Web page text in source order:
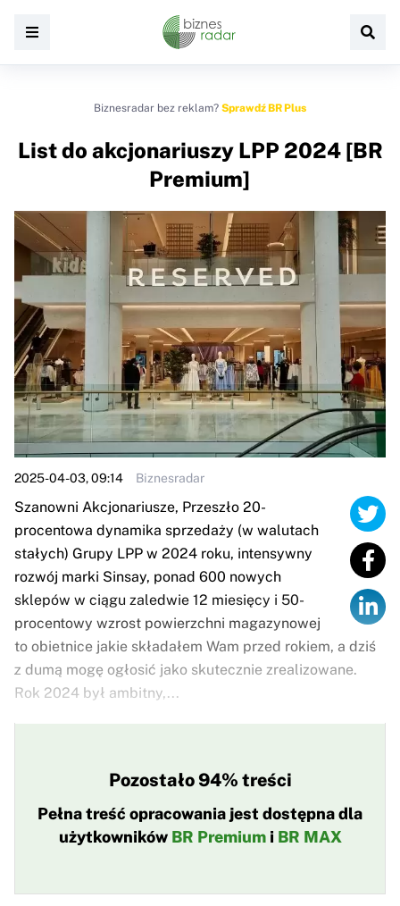
Biznesradar bez reklam? Sprawdź BR Plus
List do akcjonariuszy LPP 2024 [BR
Premium]
2025-04-03, 09:14 Biznesradar
Szanowni Akcjonariusze, Przeszło 20-
procentowa dynamika sprzedaży (w walutach
stałych) Grupy LPP w 2024 roku, intensywny
rozwój marki Sinsay, ponad 600 nowych
sklepów w ciągu zaledwie 12 miesięcy i 50-
procentowy wzrost powierzchni magazynowej
to obietnice jakie składałem Wam przed rokiem, a dziś
z dumą mogę ogłosić jako skutecznie zrealizowane.
Rok 2024 był ambitny,...
Pozostało 94% treści
Pełna treść opracowania jest dostępna dla
użytkowników BR Premiumi BR MAX